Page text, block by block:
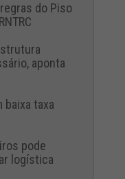
do Piso
aponta
baixa taxa
pode
logística